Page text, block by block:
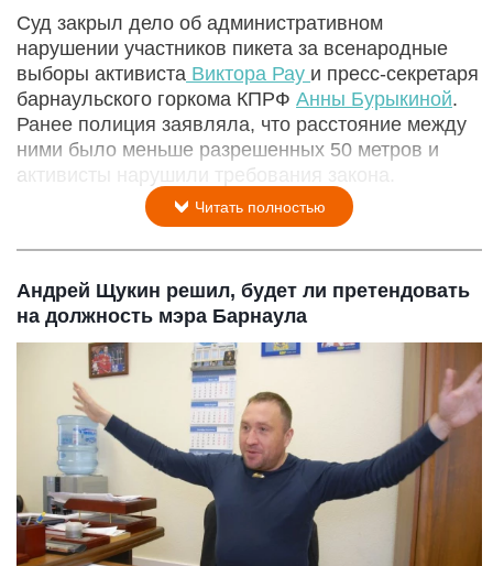
Суд закрыл дело об административном
нарушении участников пикета за всенародные
выборы активиста Виктора Рау и пресс-секретаря
барнаульского горкома КПРФ Анны Бурыкиной.
Ранее полиция заявляла, что расстояние между
ними было меньше разрешенных 50 метров и
активисты нарушили требования закона.
Читать полностью
Андрей Щукин решил, будет ли претендовать
на должность мэра Барнаула